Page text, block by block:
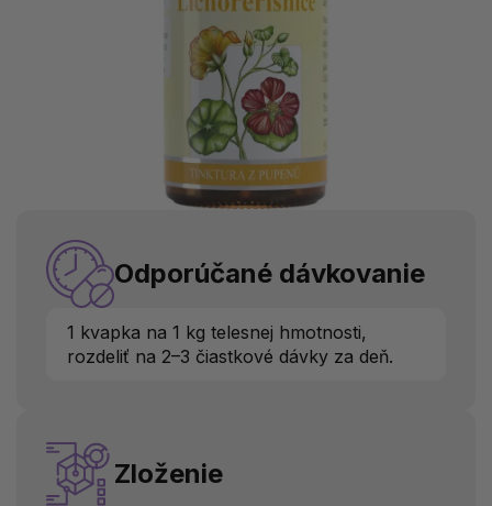
Odporúčané dávkovanie
1 kvapka na 1 kg telesnej hmotnosti,
rozdeliť na 2–3 čiastkové dávky za deň.
Zloženie